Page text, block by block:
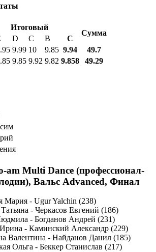
Итоговый
Сумма
D C B
С
9.99 10 9.85 9.94
49.7
9.85 9.92 9.82 9.858 49.29
am Multi Dance (профессионал-
Вальс Advanced, Финал
Мария - Ugur Yalchin (238)
- Черкасов Евгений (186)
- Богданов Андрей (231)
- Каминский Александр (229)
Валентина - Найданов Данил (185)
Ольга - Беккер Станислав (217)